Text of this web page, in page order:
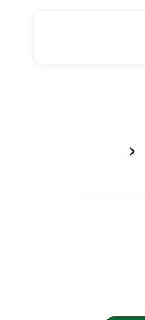
chevron_right